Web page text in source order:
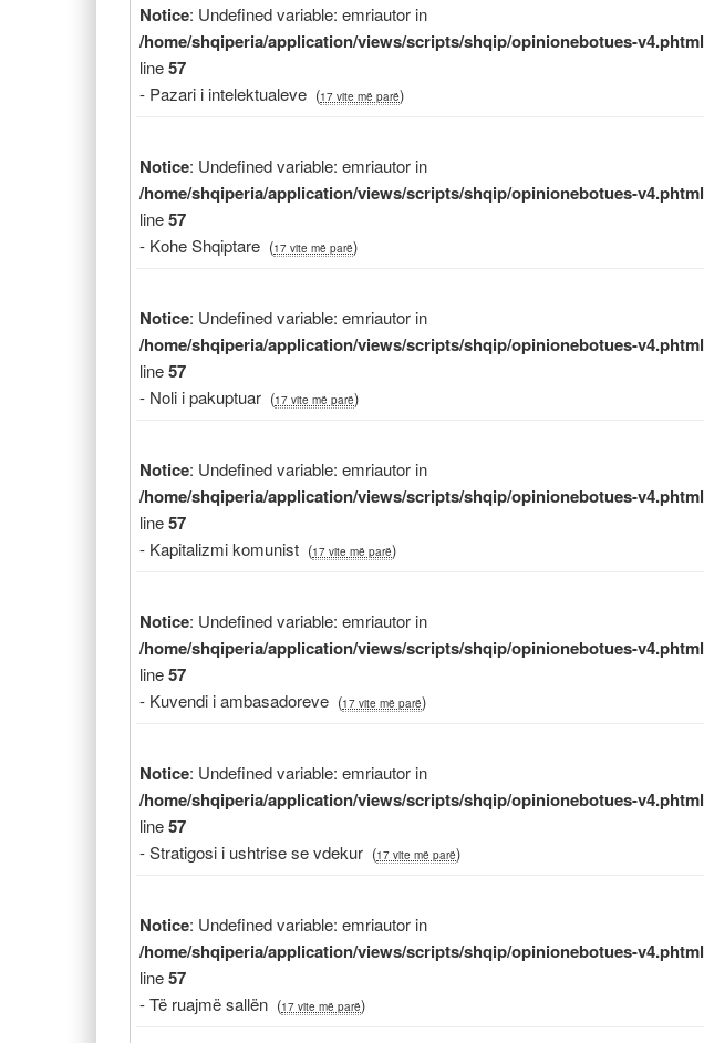
Notice: Undefined variable: emriautor in
/home/shqiperia/application/views/scripts/shqip/opinionebotues-v4.phtml
line57
- Pazari i intelektualeve (17 vite më parë)
Notice: Undefined variable: emriautor in
/home/shqiperia/application/views/scripts/shqip/opinionebotues-v4.phtml
line57
- Kohe Shqiptare (17 vite më parë)
Notice: Undefined variable: emriautor in
/home/shqiperia/application/views/scripts/shqip/opinionebotues-v4.phtml
line57
- Noli i pakuptuar (17 vite më parë)
Notice: Undefined variable: emriautor in
/home/shqiperia/application/views/scripts/shqip/opinionebotues-v4.phtml
line57
- Kapitalizmi komunist (17 vite më parë)
Notice: Undefined variable: emriautor in
/home/shqiperia/application/views/scripts/shqip/opinionebotues-v4.phtml
line57
- Kuvendi i ambasadoreve (17 vite më parë)
Notice: Undefined variable: emriautor in
/home/shqiperia/application/views/scripts/shqip/opinionebotues-v4.phtml
line57
- Stratigosi i ushtrise se vdekur (17 vite më parë)
Notice: Undefined variable: emriautor in
/home/shqiperia/application/views/scripts/shqip/opinionebotues-v4.phtml
line57
- Të ruajmë sallën (17 vite më parë)